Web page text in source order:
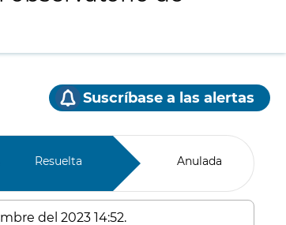
Suscríbase a las alertas
Resuelta Anulada
del 2023 14:52.